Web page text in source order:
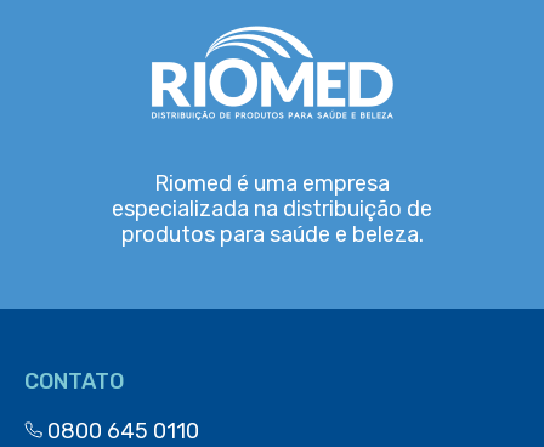
Riomed é uma empresa
especializada na distribuição de
produtos para saúde e beleza.
CONTATO
0800 645 0110